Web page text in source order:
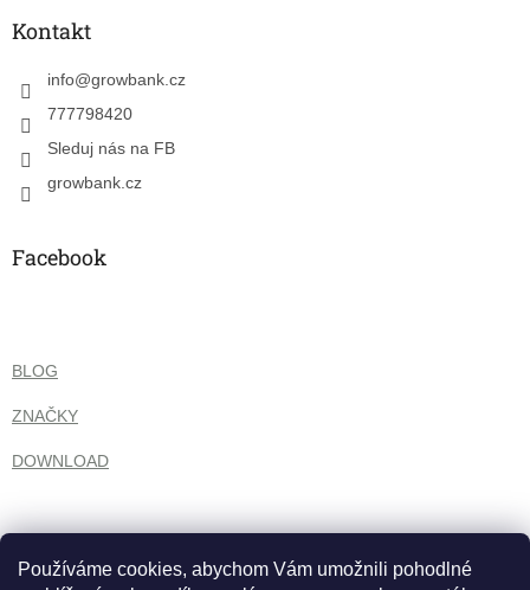
Používáme cookies, abychom Vám umožnili pohodlné
Kontakt
info@growbank.cz
777798420
Sleduj nás na FB
growbank.cz
Facebook
BLOG
ZNAČKY
DOWNLOAD